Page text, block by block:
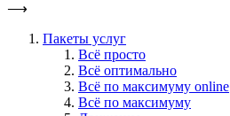
⟶
Пакеты услуг
Всё просто
Всё оптимально
Всё по максимуму online
Всё по максимуму